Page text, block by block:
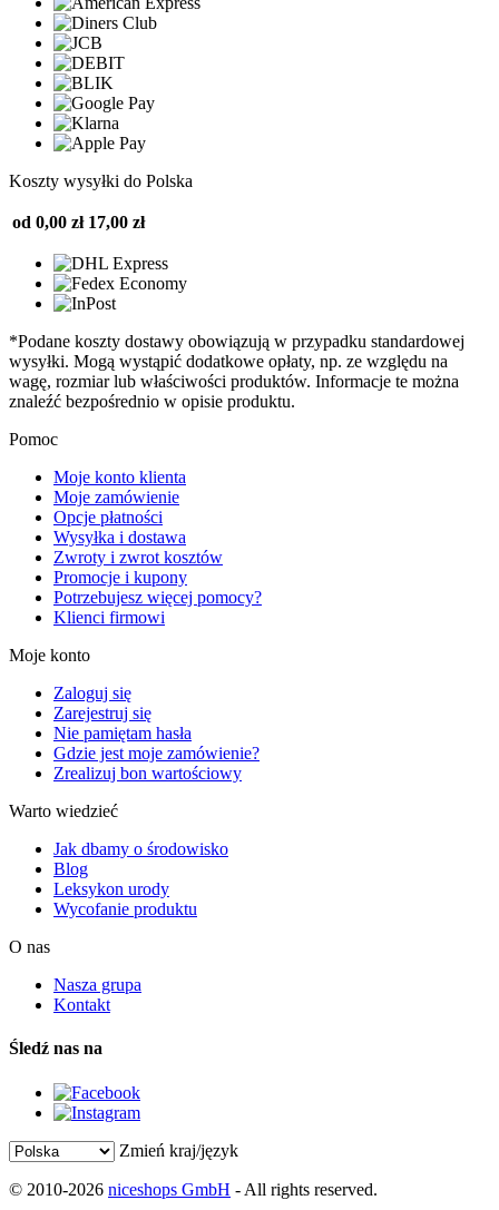
Koszty wysyłki do Polska
od 0,00 zł 17,00 zł
*Podane koszty dostawy obowiązują w przypadku standardowej
wysyłki. Mogą wystąpić dodatkowe opłaty, np. ze względu na
wagę, rozmiar lub właściwości produktów. Informacje te można
znaleźć bezpośrednio w opisie produktu.
Pomoc
Moje konto klienta
Moje zamówienie
Opcje płatności
Wysyłka i dostawa
Zwroty i zwrot kosztów
Promocje i kupony
Potrzebujesz więcej pomocy?
Klienci firmowi
Moje konto
Zaloguj się
Zarejestruj się
Nie pamiętam hasła
Gdzie jest moje zamówienie?
Zrealizuj bon wartościowy
Warto wiedzieć
Jak dbamy o środowisko
Blog
Leksykon urody
Wycofanie produktu
O nas
Nasza grupa
Kontakt
Śledź nas na
Zmień kraj/język
© 2010-2026 niceshops GmbH - All rights reserved.